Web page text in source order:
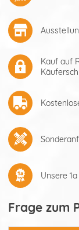
Kauf auf
Unsere
Frage zum